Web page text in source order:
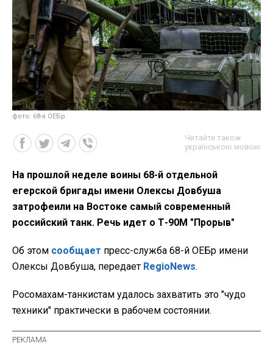
фото: 68-я ОЕБр
Читайте також
українською мовою
На прошлой неделе воины 68-й отдельной
егерской бригады имени Олексы Довбуша
затрофеили на Востоке самый современный
российский танк. Речь идет о Т-90М "Прорыв"
Об этом сообщает пресс-служба 68-й ОЕБр имени
Олексы Довбуша, передает RegioNews.
Росомахам-танкистам удалось захватить это "чудо
техники" практически в рабочем состоянии.